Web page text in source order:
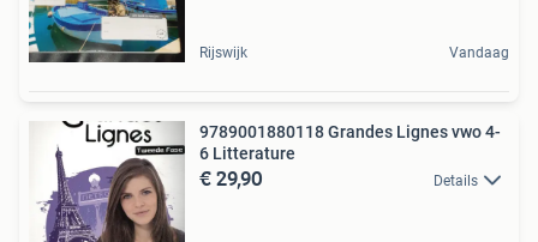
Rijswijk Vandaag
9789001880118 Grandes Lignes vwo 4-
6 Litterature
€ 29,90 Details